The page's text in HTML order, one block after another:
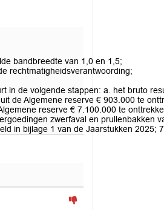
bandbreedte van 1,0 en 1,5;
rechtmatigheidsverantwoording;
de volgende stappen: a. het bruto
de Algemene reserve € 903.000 te
reserve € 7.100.000 te
zwerfaval en
in bijlage 1 van de Jaarstukken 2025;